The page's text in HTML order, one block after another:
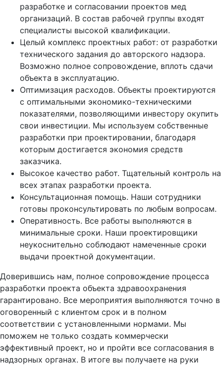
разработке и согласовании проектов мед
организаций. В состав рабочей группы входят
специалисты высокой квалификации.
Целый комплекс проектных работ: от разработки
технического задания до авторского надзора.
Возможно полное сопровождение, вплоть сдачи
объекта в эксплуатацию.
Оптимизация расходов. Объекты проектируются
с оптимальными экономико-техническими
показателями, позволяющими инвестору окупить
свои инвестиции. Мы используем собственные
разработки при проектировании, благодаря
которым достигается экономия средств
заказчика.
Высокое качество работ. Тщательный контроль на
всех этапах разработки проекта.
Консультационная помощь. Наши сотрудники
готовы проконсультировать по любым вопросам.
Оперативность. Все работы выполняются в
минимальные сроки. Наши проектировщики
неукоснительно соблюдают намеченные сроки
выдачи проектной документации.
Доверившись нам, полное сопровождение процесса
разработки проекта объекта здравоохранения
гарантировано. Все мероприятия выполняются точно в
оговоренный с клиентом срок и в полном
соответствии с установленными нормами. Мы
поможем не только создать коммерчески
эффективный проект, но и пройти все согласования в
надзорных органах. В итоге вы получаете на руки